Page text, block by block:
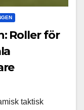
Roller för
taktisk